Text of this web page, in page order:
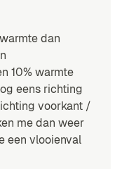
dan
10% warmte
eens richting
voorkant /
me dan weer
een vlooienval